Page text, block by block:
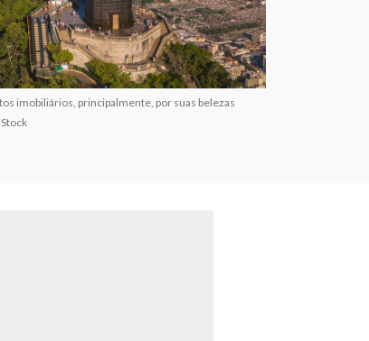
imobiliários, principalmente, por suas belezas